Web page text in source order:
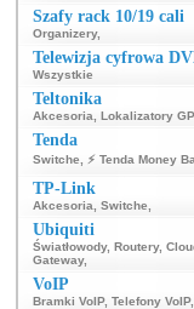
Szafy rack 10/19 cali
Organizery,
Telewizja cyfrowa
Wszystkie
Teltonika
Akcesoria Lokalizatory
Tenda
Switche ⚡ Tenda Money
TP-Link
Akcesoria Switche
Ubiquiti
Światłowody, Routery,
Gateway,
VoIP
Bramki VoIP, Telefony VoIP,